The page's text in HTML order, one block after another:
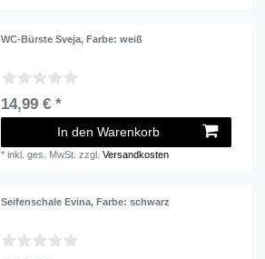
WC-Bürste Sveja, Farbe: weiß
14,99 € *
In den Warenkorb
*inkl. ges. MwSt. zzgl.Versandkosten
Seifenschale Evina, Farbe: schwarz